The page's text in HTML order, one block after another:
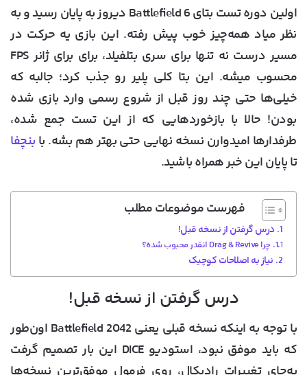
اولین دوره تست بتایBattlefield 6 دیروز به پایان رسید و به
نظر میاد همه‌چیز خوب پیش رفته. این بازی یه حرکت در
مسیر درست نه تنها برای سری بتلفیلد، برای برای ژانر FPS
محسوب میشه. این بتا کلی پلیر رو جذب کرد؛ جالبه که
خیلی‌ها حتی چند روز قبل از شروع رسمی وارد بازی شده
بودن! حالا با بازخوردهایی که از این تست جمع شده،
طرفدارها امیدوارن نسخه نهایی حتی بهتر هم بشه. با بنچفا
تا پایان این خبر همراه باشید.
فهرست موضوعات مطلب
درس گرفتن از نسخه قبل!
چرا Drag & Revive انقدر محبوب شده؟
نیاز به اصلاحات کوچیک
درس گرفتن از نسخه قبل!
با توجه به اینکه نسخه قبلی یعنی Battlefield 2042 اون‌طور
که باید موفق نبود، استودیوDICE این بار تصمیم گرفت